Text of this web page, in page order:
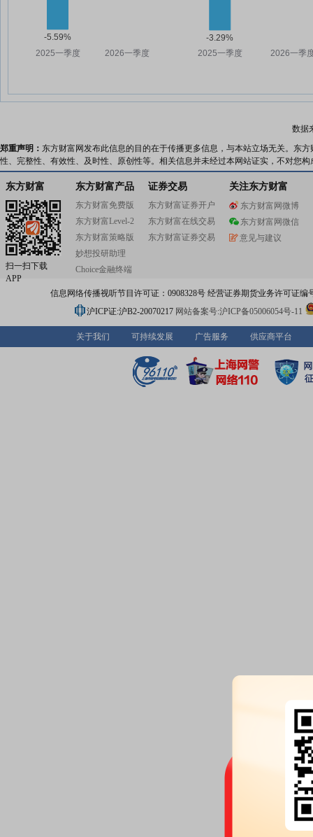
数据
郑重声明： 东方财富网发布此信息的目的在于传播更多信息，与本站立场无关。东
性、完整性、有效性、及时性、原创性等。相关信息并未经过本网站证实，不对您
东方财富
扫一扫下载
APP
东方财富产品
东方财富免费版
东方财富Level-2
东方财富策略版
妙想投研助理
Choice金融终端
证券交易
东方财富证券开户
东方财富在线交易
东方财富证券交易
关注东方财富
东方财富网微博
东方财富网微信
意见与建议
信息网络传播视听节目许可证：0908328号 经营证券期货业务许可证编
沪ICP证:沪B2-20070217 网站备案号:沪ICP备05006054号-11
关于我们 可持续发展 广告服务 供应商平台